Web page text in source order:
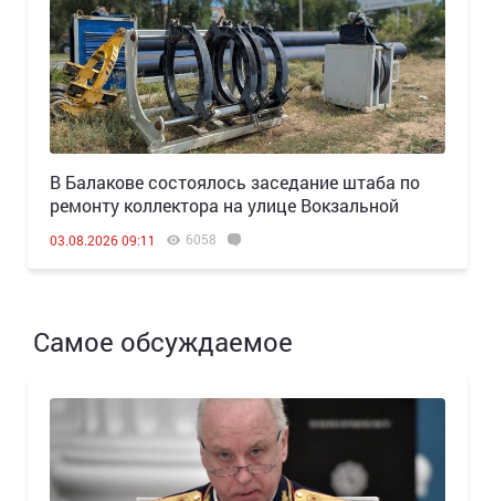
В Балакове состоялось заседание штаба по
ремонту коллектора на улице Вокзальной
03.08.2026 09:11 6058
Самое обсуждаемое